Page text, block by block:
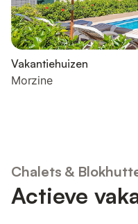
Vakantiehuizen
Morzine
Chalets &
Actieve